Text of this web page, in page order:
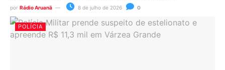
por Rádio Aruanã 8 de julho de 2026 0
POLÍCIA